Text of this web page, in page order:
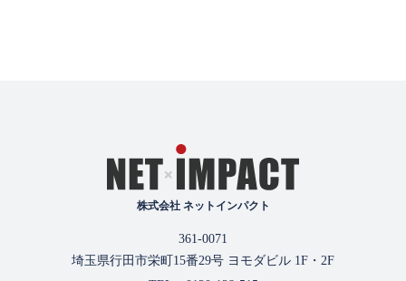
株式会社 ネットインパクト
361-0071
埼玉県行田市栄町15番29号 ヨモダビル 1F・2F